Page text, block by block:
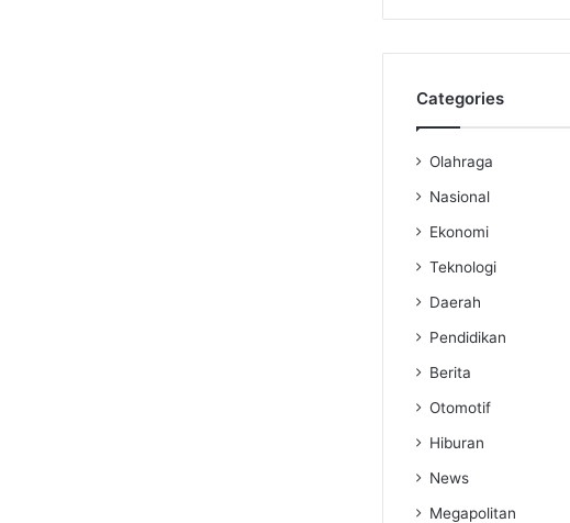
Categories
Olahraga
Nasional
Ekonomi
Teknologi
Daerah
Pendidikan
Berita
Otomotif
Hiburan
News
Megapolitan